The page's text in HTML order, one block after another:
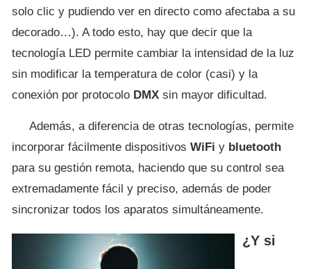
solo clic y pudiendo ver en directo como afectaba a su
decorado…). A todo esto, hay que decir que la
tecnología LED permite cambiar la intensidad de la luz
sin modificar la temperatura de color (casi) y la
conexión por protocolo DMX sin mayor dificultad.
Además, a diferencia de otras tecnologías, permite
incorporar fácilmente dispositivos WiFi y bluetooth
para su gestión remota, haciendo que su control sea
extremadamente fácil y preciso, además de poder
sincronizar todos los aparatos simultáneamente.
¿Y si